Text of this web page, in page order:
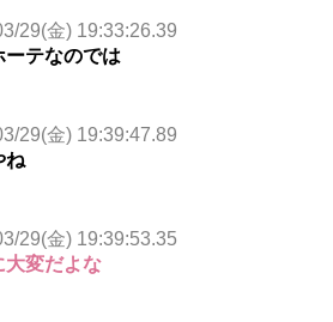
29(金) 19:33:26.39
ーテなのでは
29(金) 19:39:47.89
ね
29(金) 19:39:53.35
大変だよな